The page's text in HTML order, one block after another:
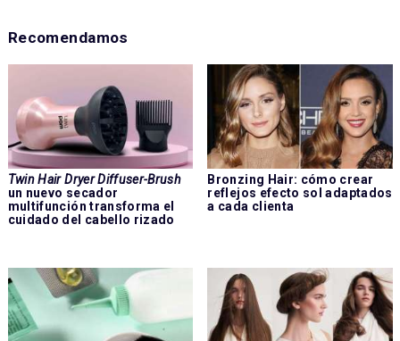
Recomendamos
Twin Hair Dryer Diffuser-Brush
un nuevo secador
multifunción transforma el
cuidado del cabello rizado
Bronzing Hair: cómo crear
reflejos efecto sol adaptados
a cada clienta